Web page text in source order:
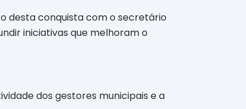
desta conquista com o secretário
iniciativas que melhoram o
dos gestores municipais e a